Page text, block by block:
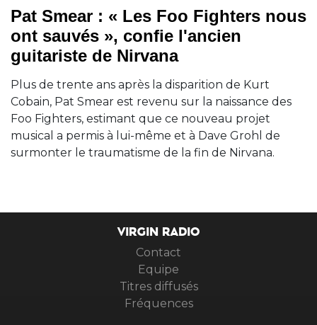
Pat Smear : « Les Foo Fighters nous
ont sauvés », confie l'ancien
guitariste de Nirvana
Plus de trente ans après la disparition de Kurt
Cobain, Pat Smear est revenu sur la naissance des
Foo Fighters, estimant que ce nouveau projet
musical a permis à lui-même et à Dave Grohl de
surmonter le traumatisme de la fin de Nirvana.
VIRGIN RADIO
Contact
Equipe
Titres diffusés
Fréquences